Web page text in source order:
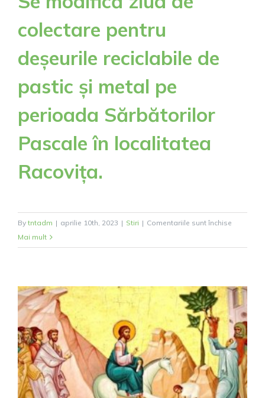
colectare pentru
deșeurile reciclabile de
pastic și metal pe
perioada Sărbătorilor
Pascale în localitatea
Racovița.
By tntadm | aprilie 10th, 2023 | Stiri | Comentariile sunt închise
modifică
colectare
pentru
deșeurile
reciclabile
de
pastic
și
metal
Mai mult